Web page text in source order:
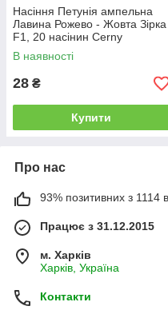
Насіння Петунія ампельна
Лавина Рожево - Жовта Зірка
F1, 20 насінин Cerny
В наявності
28 ₴
Купити
Про нас
93% позитивних з 1114
Працює з 31.12.2015
м. Харків
Харків, Україна
Контакти